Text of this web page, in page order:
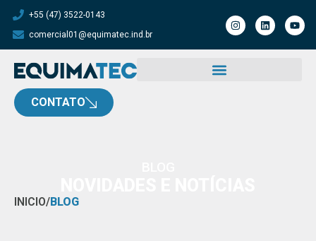
+55 (47) 3522-0143
comercial01@equimatec.ind.br
CONTATO
INICIO/BLOG